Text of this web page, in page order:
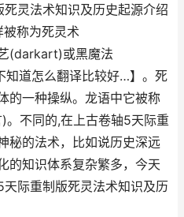
灵法术知识及历史起源介绍
称为死灵术
(darkart)或黑魔法
道怎么翻译比较好…】。死
的一种操纵。龙语中它被称
。不同的,在上古卷轴5天际重
秘的法术，比如说历史深远
的知识体系复杂繁多，今天
际重制版死灵法术知识及历